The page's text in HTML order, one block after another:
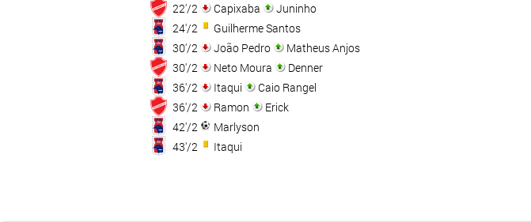
22'/2
Capixaba
Juninho
24'/2
Guilherme Santos
30'/2
João Pedro
Matheus Anjos
30'/2
Neto Moura
Denner
36'/2
Itaqui
Caio Rangel
36'/2
Ramon
Erick
42'/2
Marlyson
43'/2
Itaqui